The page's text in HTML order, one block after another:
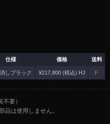
仕様 価格 送料
しブラック ¥217,800 (税込) HJ F
要）
は使用しません。